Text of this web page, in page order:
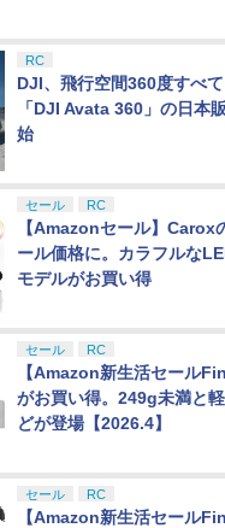
RC
DJI、飛行空間360度すべ
「DJI Avata 360」の日本
始
セール RC
【Amazonセール】Carox
ール価格に。カラフルな
モデルがお買い得
セール RC
【Amazon新生活セール
がお買い得。249g未満と
どが登場【2026.4】
セール RC
【Amazon新生活セール